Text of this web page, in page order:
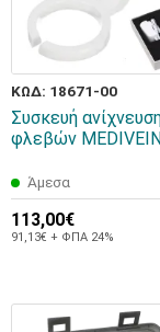
ΚΩΔ: 18671-00
Συσκευή
φλεβών
Άμεσα
113,00€
91,13€ + ΦΠΑ 24%